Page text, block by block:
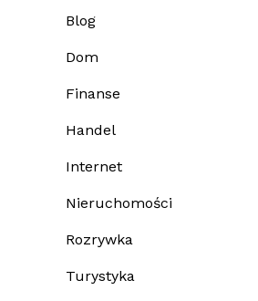
Blog
Dom
Finanse
Handel
Internet
Nieruchomości
Rozrywka
Turystyka